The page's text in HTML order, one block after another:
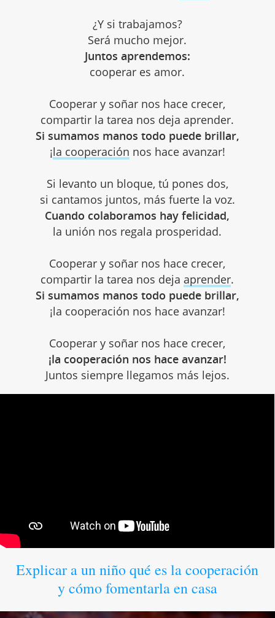
¿Y si trabajamos?
Será mucho mejor.
Juntos aprendemos:
cooperar es amor.
Cooperar y soñar nos hace crecer,
compartir la tarea nos deja aprender.
Si sumamos manos todo puede brillar,
¡la cooperación nos hace avanzar!
Si levanto un bloque, tú pones dos,
si cantamos juntos, más fuerte la voz.
Cuando colaboramos hay felicidad,
la unión nos regala prosperidad.
Cooperar y soñar nos hace crecer,
compartir la tarea nos deja aprender.
Si sumamos manos todo puede brillar,
¡la cooperación nos hace avanzar!
Cooperar y soñar nos hace crecer,
¡la cooperación nos hace avanzar!
Juntos siempre llegamos más lejos.
Explicar a un niño qué es la cooperación
y cómo fomentarla en casa